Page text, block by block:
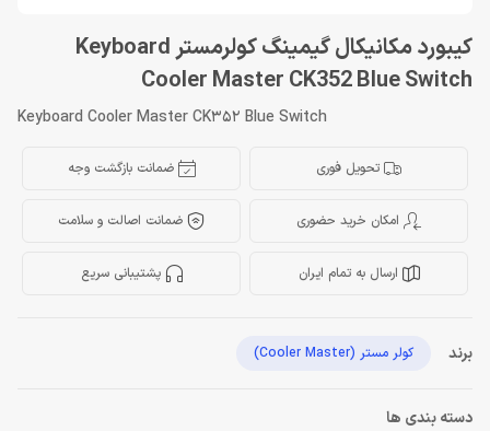
کیبورد مکانیکال گیمینگ کولرمستر Keyboard
Cooler Master CK352 Blue Switch
Keyboard Cooler Master CK352 Blue Switch
تحویل فوری ضمانت بازگشت وجه
امکان خرید حضوری ضمانت اصالت و سلامت
ارسال به تمام ایران پشتیبانی سریع
برند کولر مستر (Cooler Master)
دسته بندی ها